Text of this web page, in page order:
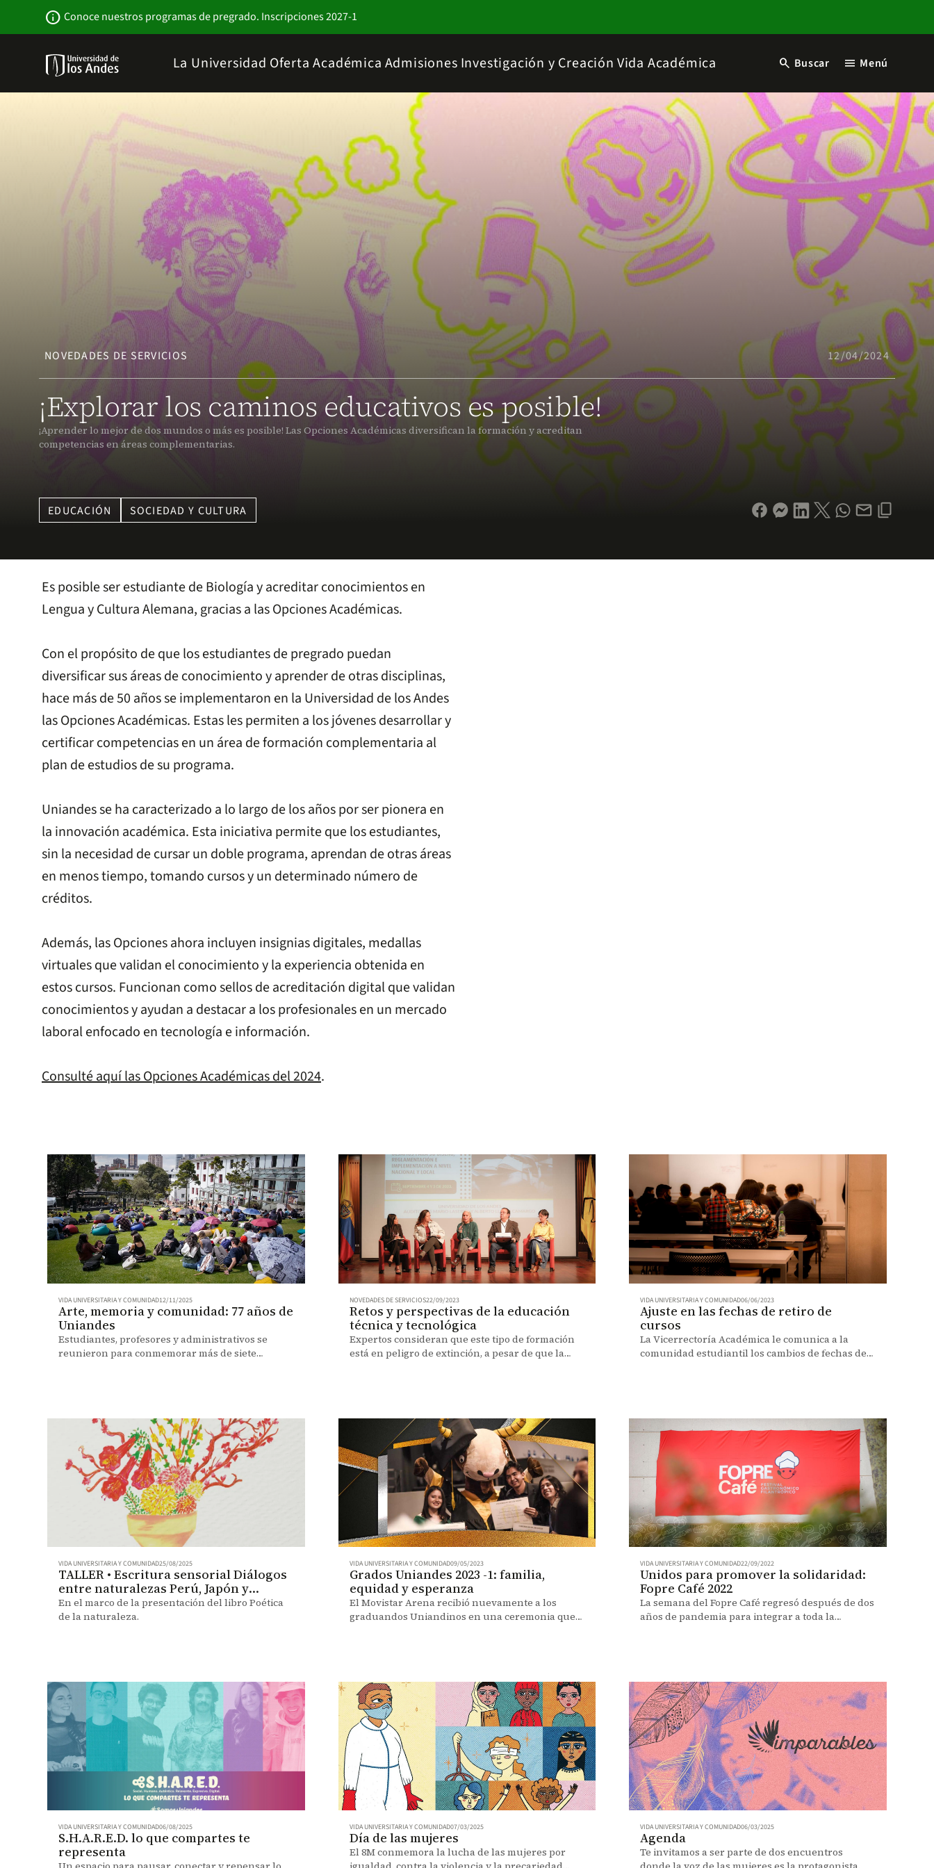
info Conoce nuestros programas de pregrado. Inscripciones 2027-1
Institucional
La Universidad Oferta Académica Admisiones Investigación y Creación Vida Académica search Buscar menu Menú
NOVEDADES DE SERVICIOS 12/04/2024
¡Explorar los caminos educativos es posible!
¡Aprender lo mejor de dos mundos o más es posible! Las Opciones Académicas diversifican la formación y acreditan
competencias en áreas complementarias.
EDUCACIÓN SOCIEDAD Y CULTURA
Es posible ser estudiante de Biología y acreditar conocimientos en
Lengua y Cultura Alemana, gracias a las Opciones Académicas.
Con el propósito de que los estudiantes de pregrado puedan
diversificar sus áreas de conocimiento y aprender de otras disciplinas,
hace más de 50 años se implementaron en la Universidad de los Andes
las Opciones Académicas. Estas les permiten a los jóvenes desarrollar y
certificar competencias en un área de formación complementaria al
plan de estudios de su programa.
Uniandes se ha caracterizado a lo largo de los años por ser pionera en
la innovación académica. Esta iniciativa permite que los estudiantes,
sin la necesidad de cursar un doble programa, aprendan de otras áreas
en menos tiempo, tomando cursos y un determinado número de
créditos.
Además, las Opciones ahora incluyen insignias digitales, medallas
virtuales que validan el conocimiento y la experiencia obtenida en
estos cursos. Funcionan como sellos de acreditación digital que validan
conocimientos y ayudan a destacar a los profesionales en un mercado
laboral enfocado en tecnología e información.
Consulté aquí las Opciones Académicas del 2024.
VIDA UNIVERSITARIA Y COMUNIDAD12/11/2025
Arte, memoria y comunidad: 77 años de
Uniandes
Estudiantes, profesores y administrativos se
reunieron para conmemorar más de siete
NOVEDADES DE SERVICIOS22/09/2023
Retos y perspectivas de la educación
técnica y tecnológica
Expertos consideran que este tipo de formación
está en peligro de extinción, a pesar de que la
VIDA UNIVERSITARIA Y COMUNIDAD06/06/2023
Ajuste en las fechas de retiro de
cursos
La Vicerrectoría Académica le comunica a la
comunidad estudiantil los cambios de fechas de
VIDA UNIVERSITARIA Y COMUNIDAD25/08/2025
TALLER • Escritura sensorial Diálogos
entre naturalezas Perú, Japón y
Colombia
En el marco de la presentación del libro Poética
de la naturaleza.
VIDA UNIVERSITARIA Y COMUNIDAD09/05/2023
Grados Uniandes 2023 -1: familia,
equidad y esperanza
El Movistar Arena recibió nuevamente a los
graduandos Uniandinos en una ceremonia que
VIDA UNIVERSITARIA Y COMUNIDAD22/09/2022
Unidos para promover la solidaridad:
Fopre Café 2022
La semana del Fopre Café regresó después de dos
años de pandemia para integrar a toda la
VIDA UNIVERSITARIA Y COMUNIDAD06/08/2025
S.H.A.R.E.D. lo que compartes te
representa
VIDA UNIVERSITARIA Y COMUNIDAD07/03/2025
Día de las mujeres
El 8M conmemora la lucha de las mujeres por
VIDA UNIVERSITARIA Y COMUNIDAD06/03/2025
Agenda
Te invitamos a ser parte de dos encuentros